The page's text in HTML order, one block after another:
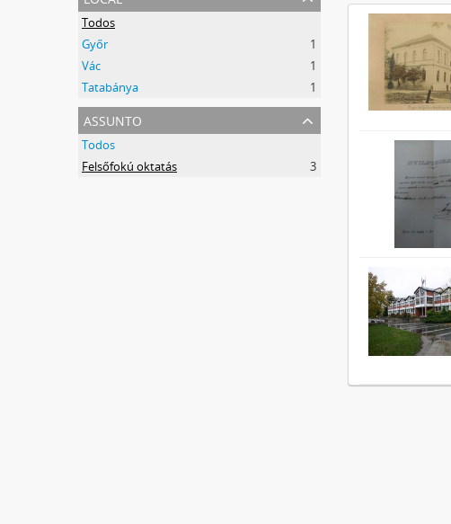
Todos
Győr
1
Vác
1
Tatabánya
1
assunto
Todos
Felsőfokú oktatás
3